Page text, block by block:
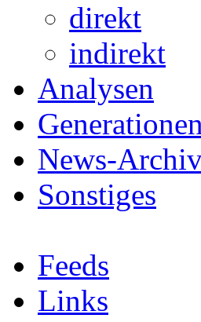
direkt
indirekt
Analysen
Generationen
News-
Sonstiges
Feeds
Links